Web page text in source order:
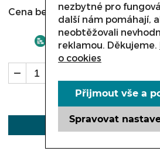
Cena bez DPH:nezbytné pro
další nám pomáhají,
neobtěžovali
reklamou. Děkujeme.
o cookies
Spravovat
Přijmout vše a